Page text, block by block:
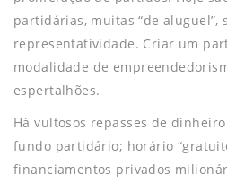
partidárias, muitas “de aluguel”,
representatividade. Criar um
modalidade de
espertalhões.
Há vultosos repasses de
fundo partidário; horário
financiamentos privados